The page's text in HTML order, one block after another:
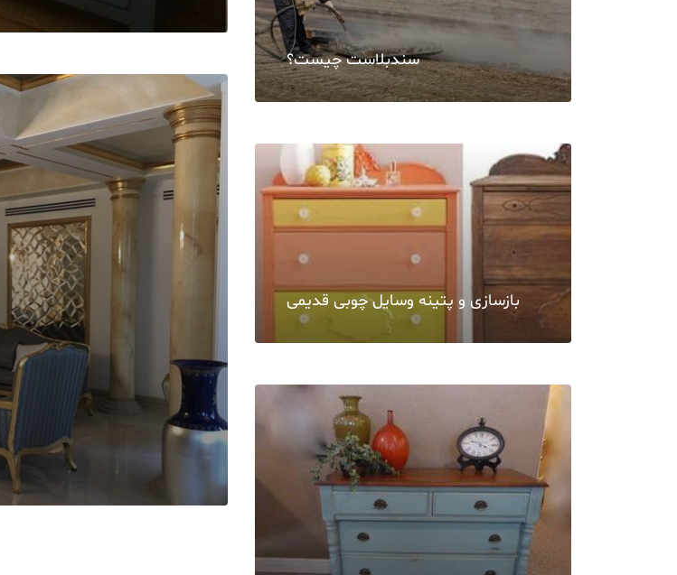
سندبلاست چیست؟
بازسازی و پتینه وسایل چوبی قدیمی